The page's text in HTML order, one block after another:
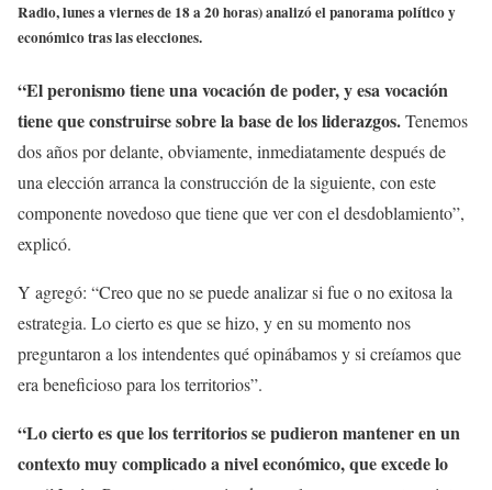
Radio, lunes a viernes de 18 a 20 horas) analizó el panorama político y
económico tras las elecciones.
“El peronismo tiene una vocación de poder, y esa vocación
tiene que construirse sobre la base de los liderazgos.Tenemos
dos años por delante, obviamente, inmediatamente después de
una elección arranca la construcción de la siguiente, con este
componente novedoso que tiene que ver con el desdoblamiento”,
explicó.
Y agregó: “Creo que no se puede analizar si fue o no exitosa la
estrategia. Lo cierto es que se hizo, y en su momento nos
preguntaron a los intendentes qué opinábamos y si creíamos que
era beneficioso para los territorios”.
“Lo cierto es que los territorios se pudieron mantener en un
contexto muy complicado a nivel económico, que excede lo